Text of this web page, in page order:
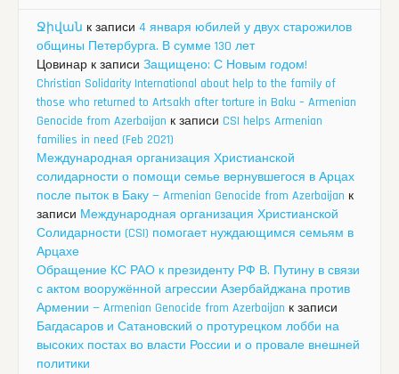
Ջիվան к записи 4 января юбилей у двух старожилов
общины Петербурга. В сумме 130 лет
Цовинар к записи Защищено: С Новым годом!
Christian Solidarity International about help to the family of
those who returned to Artsakh after torture in Baku – Armenian
Genocide from Azerbaijan к записи CSI helps Armenian
families in need (Feb 2021)
Международная организация Христианской
солидарности о помощи семье вернувшегося в Арцах
после пыток в Баку — Armenian Genocide from Azerbaijan к
записи Международная организация Христианской
Солидарности (CSI) помогает нуждающимся семьям в
Арцахе
Обращение КС РАО к президенту РФ В. Путину в связи
с актом вооружённой агрессии Азербайджана против
Армении — Armenian Genocide from Azerbaijan к записи
Багдасаров и Сатановский о протурецком лобби на
высоких постах во власти России и о провале внешней
политики